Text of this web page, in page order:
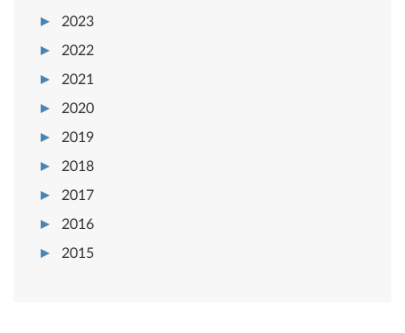
2023
2022
2021
2020
2019
2018
2017
2016
2015